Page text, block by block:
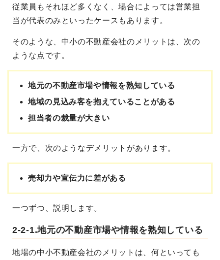
従業員もそれほど多くなく、場合によっては営業担
当が代表のみといったケースもあります。
そのような、中小の不動産会社のメリットは、次の
ような点です。
地元の不動産市場や情報を熟知している
地域の見込み客を抱えていることがある
担当者の裁量が大きい
一方で、次のようなデメリットがあります。
売却力や宣伝力に差がある
一つずつ、説明します。
2-2-1.地元の不動産市場や情報を熟知している
地場の中小不動産会社のメリットは、何といっても